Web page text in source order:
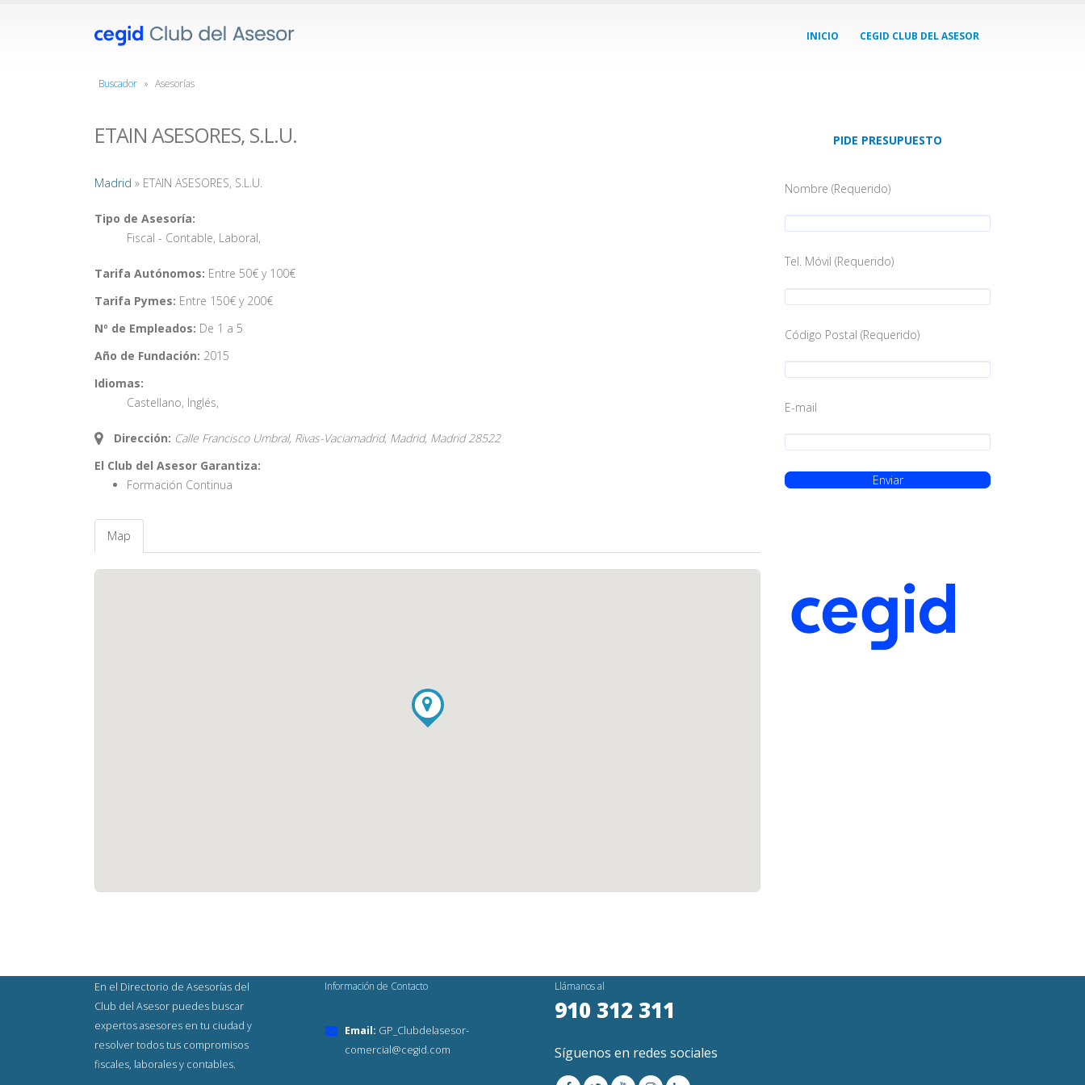
INICIO CEGID CLUB DEL ASESOR
Buscador » Asesorías
ETAIN ASESORES, S.L.U.
Madrid » ETAIN ASESORES, S.L.U.
Tipo de Asesoría:
Fiscal - Contable, Laboral,
Tarifa Autónomos: Entre 50€ y 100€
Tarifa Pymes: Entre 150€ y 200€
Nº de Empleados: De 1 a 5
Año de Fundación: 2015
Idiomas:
Castellano, Inglés,
Dirección: Calle Francisco Umbral, Rivas-Vaciamadrid, Madrid, Madrid 28522
El Club del Asesor Garantiza:
Formación Continua
Map
PIDE PRESUPUESTO
Nombre (Requerido)
Tel. Móvil (Requerido)
Código Postal (Requerido)
E-mail
En el Directorio de Asesorías del
Club del Asesor puedes buscar
expertos asesores en tu ciudad y
resolver todos tus compromisos
fiscales, laborales y contables.
Información de Contacto
Email: GP_Clubdelasesor-
comercial@cegid.com
Llámanos al
910 312 311
Síguenos en redes sociales